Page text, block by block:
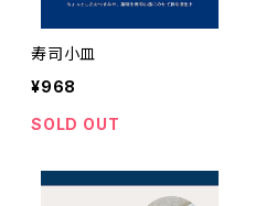
寿司小皿
¥968
SOLD OUT